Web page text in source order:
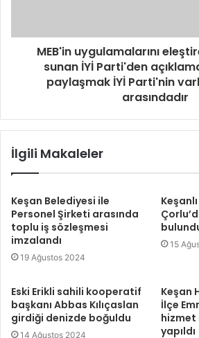
MEB'in uygulamalarını
sunan İYİ Parti'den
paylaşmak İYİ Parti'nin
arasındadır
İlgili Makaleler
Keşan Belediyesi ile
Personel Şirketi arasında
toplu iş sözleşmesi
imzalandı
19 Ağustos 2024
15
Eski Erikli sahili kooperatif
başkanı Abbas Kılıçaslan
girdiği denizde boğuldu
14 Ağustos 2024
Keşan
İlçe
hizmet
yapıldı